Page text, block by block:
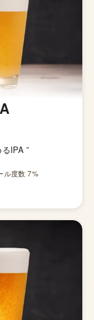
IPA ”
ル度数 7%